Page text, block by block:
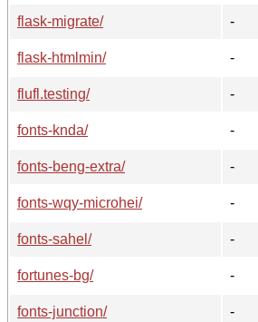
flask-migrate/
-
flask-htmlmin/
-
flufl.testing/
-
fonts-knda/
-
fonts-beng-extra/
-
fonts-wqy-microhei/
-
fonts-sahel/
-
fortunes-bg/
-
fonts-junction/
-